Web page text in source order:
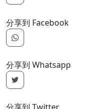
分享到 Facebook
分享到 Whatsapp